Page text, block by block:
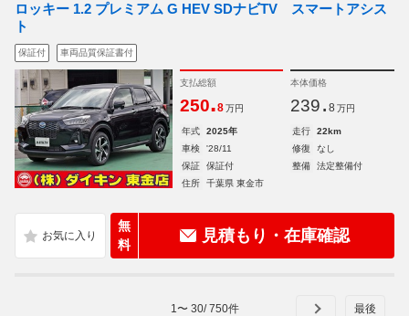
ロッキー 1.2 プレミアム G HEV SDナビTV スマートアシス
ト
保証付 車両品質保証書付
支払総額
250.8 万円
本体価格
239. 8 万円
年式 2025年 走行
22km
車検
'28/11 修復
なし
保証
保証付 整備
法定整備付
住所
千葉県 東金市
無
料
見積もり・在庫確認
1 〜 30/750件